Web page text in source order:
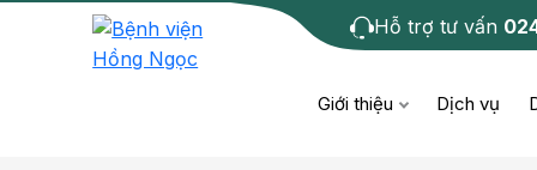
Hỗ trợ tư vấn
Giới thiệu Dịch vụ
Chi tiết bài tư